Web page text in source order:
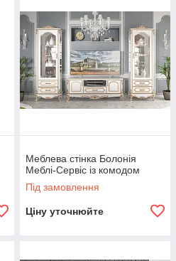
Меблева стінка Болонія
Меблі-Сервіс із комодом
Під замовлення
Ціну уточнюйте